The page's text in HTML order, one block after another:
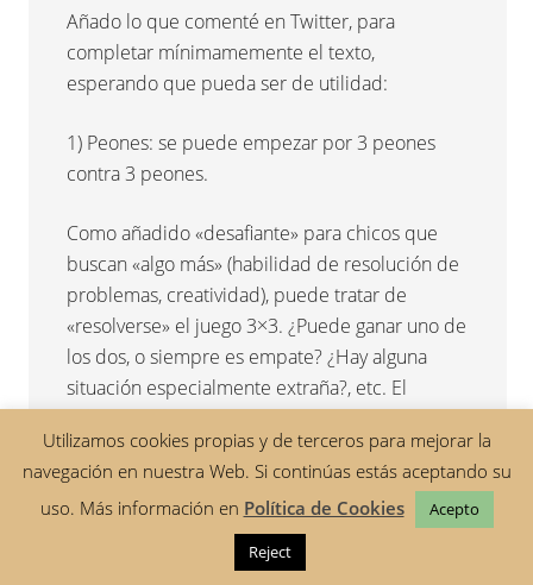
Añado lo que comenté en Twitter, para
completar mínimamemente el texto,
esperando que pueda ser de utilidad:
1) Peones: se puede empezar por 3 peones
contra 3 peones.
Como añadido «desafiante» para chicos que
buscan «algo más» (habilidad de resolución de
problemas, creatividad), puede tratar de
«resolverse» el juego 3×3. ¿Puede ganar uno de
los dos, o siempre es empate? ¿Hay alguna
situación especialmente extraña?, etc. El
niños más mayores (>11 años) y el del 5×5 es
apasionante, pero bastante más complicado 🙂
.
2) Capturas de peones con caballo, o cualquier
Utilizamos cookies propias y de terceros para mejorar la
navegación en nuestra Web. Si continúas estás aceptando su
uso. Más información en Política de Cookies
Acepto
Reject